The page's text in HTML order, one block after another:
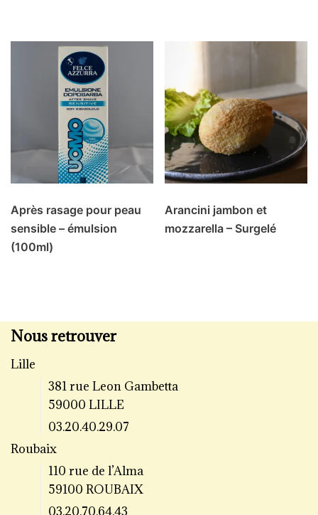
Après rasage pour peau
sensible – émulsion
(100ml)
Arancini jambon et
mozzarella – Surgelé
Nous retrouver
Lille
381 rue Leon Gambetta
59000 LILLE
03.20.40.29.07
Roubaix
110 rue de l’Alma
59100 ROUBAIX
03.20.70.64.43